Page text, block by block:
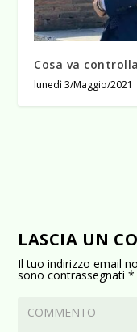
Cosa va
lunedì 3/Maggio/2021
LASCIA UN
Il tuo indirizzo email
sono contrassegnati*